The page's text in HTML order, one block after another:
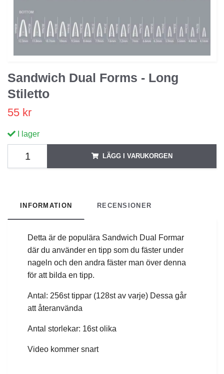
Sandwich Dual Forms - Long
Stiletto
55 kr
I lager
LÄGG I VARUKORGEN
INFORMATION RECENSIONER
Detta är de populära Sandwich Dual Formar
där du använder en tipp som du fäster under
nageln och den andra fäster man över denna
för att bilda en tipp.
Antal: 256st tippar (128st av varje) Dessa går
att återanvända
Antal storlekar: 16st olika
Video kommer snart